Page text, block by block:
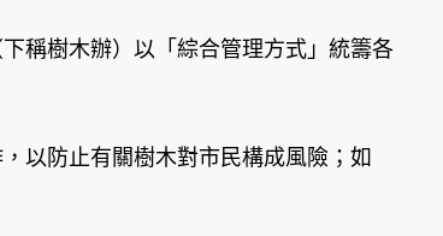
稱樹木辦）以「綜合管理方式」統籌各
以防止有關樹木對市民構成風險；如